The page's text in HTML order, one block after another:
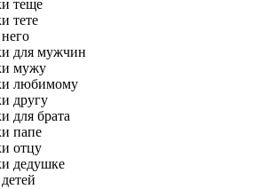
теще
тете
для мужчин
мужу
любимому
другу
для брата
папе
отцу
дедушке